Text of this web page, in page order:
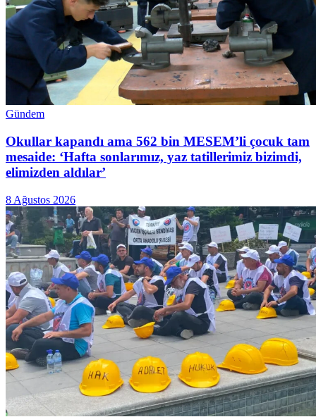
Gündem
Okullar kapandı ama 562 bin MESEM’li çocuk tam
mesaide: ‘Hafta sonlarımız, yaz tatillerimiz bizimdi,
elimizden aldılar’
8 Ağustos 2026